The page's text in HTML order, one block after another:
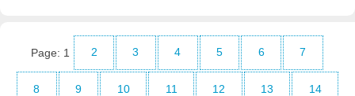
Page: 1 2 3 4 5 6 7
8 9 10 11 12 13 14